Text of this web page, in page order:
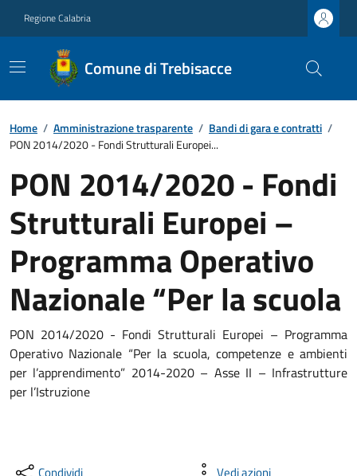
Regione Calabria
Comune di Trebisacce
Home / Amministrazione trasparente / Bandi di gara e contratti /
PON 2014/2020 - Fondi Strutturali Europei...
PON 2014/2020 - Fondi
Strutturali Europei –
Programma Operativo
Nazionale “Per la scuola
PON 2014/2020 - Fondi Strutturali Europei – Programma
Operativo Nazionale “Per la scuola, competenze e ambienti
per l’apprendimento” 2014-2020 – Asse II – Infrastrutture
per l’Istruzione